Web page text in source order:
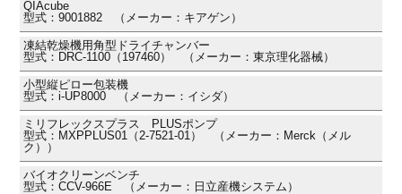
QIAcube
型式：9001882 （メーカー：キアゲン）
凍結乾燥機用角型ドライチャンバー
型式：DRC-1100（197460） （メーカー：東京理化器械）
小型縦ピロー包装機
型式：i-UP8000 （メーカー：イシダ）
ミリフレックスプラス PLUSポンプ
型式：MXPPLUS01（2-7521-01） （メーカー：Merck（メル
ク））
バイオクリーンベンチ
型式：CCV-966E （メーカー：日立産機システム）